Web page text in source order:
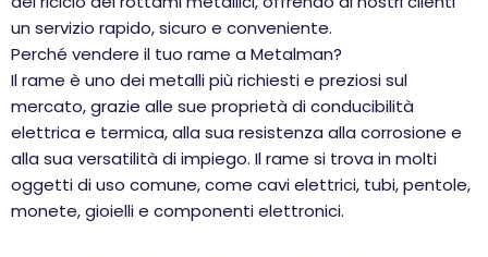
un servizio rapido, sicuro e conveniente.
Perché vendere il tuo rame a Metalman?
Il rame è uno dei metalli più richiesti e preziosi sul
mercato, grazie alle sue proprietà di conducibilità
elettrica e termica, alla sua resistenza alla corrosione e
alla sua versatilità di impiego. Il rame si trova in molti
oggetti di uso comune, come cavi elettrici, tubi, pentole,
monete, gioielli e componenti elettronici.